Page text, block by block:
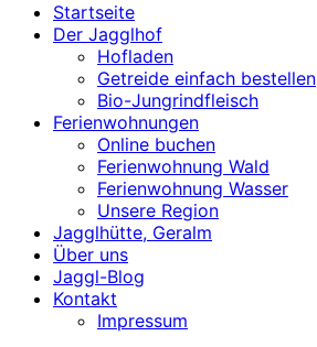
Startseite
Der Jagglhof
Hofladen
Getreide einfach bestellen
Bio-Jungrindfleisch
Ferienwohnungen
Online buchen
Ferienwohnung Wald
Ferienwohnung Wasser
Unsere Region
Jagglhütte, Geralm
Über uns
Jaggl-Blog
Kontakt
Impressum